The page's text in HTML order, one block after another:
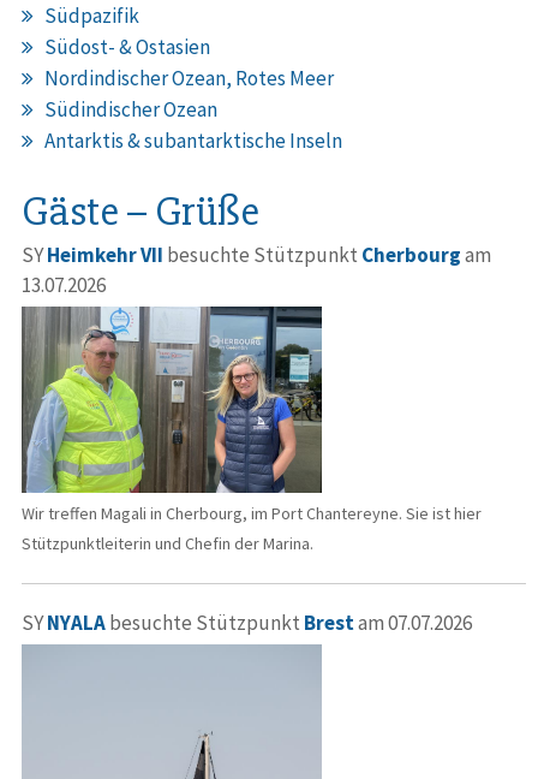
Südpazifik
Südost- & Ostasien
Nordindischer Ozean, Rotes Meer
Südindischer Ozean
Antarktis & subantarktische Inseln
Gäste – Grüße
SYHeimkehr VII besuchte Stützpunkt Cherbourgam
13.07.2026
Wir treffen Magali in Cherbourg, im Port Chantereyne. Sie ist hier
Stützpunktleiterin und Chefin der Marina.
SYNYALAbesuchte Stützpunkt Brestam 07.07.2026